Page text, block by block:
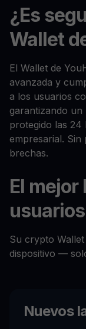
¿Es
Wallet
El Wallet de
avanzada y
a los usuarios
garantizando un
protegido las 24
empresarial.
brechas.
El
Su crypto
dispositivo —
Nuevos